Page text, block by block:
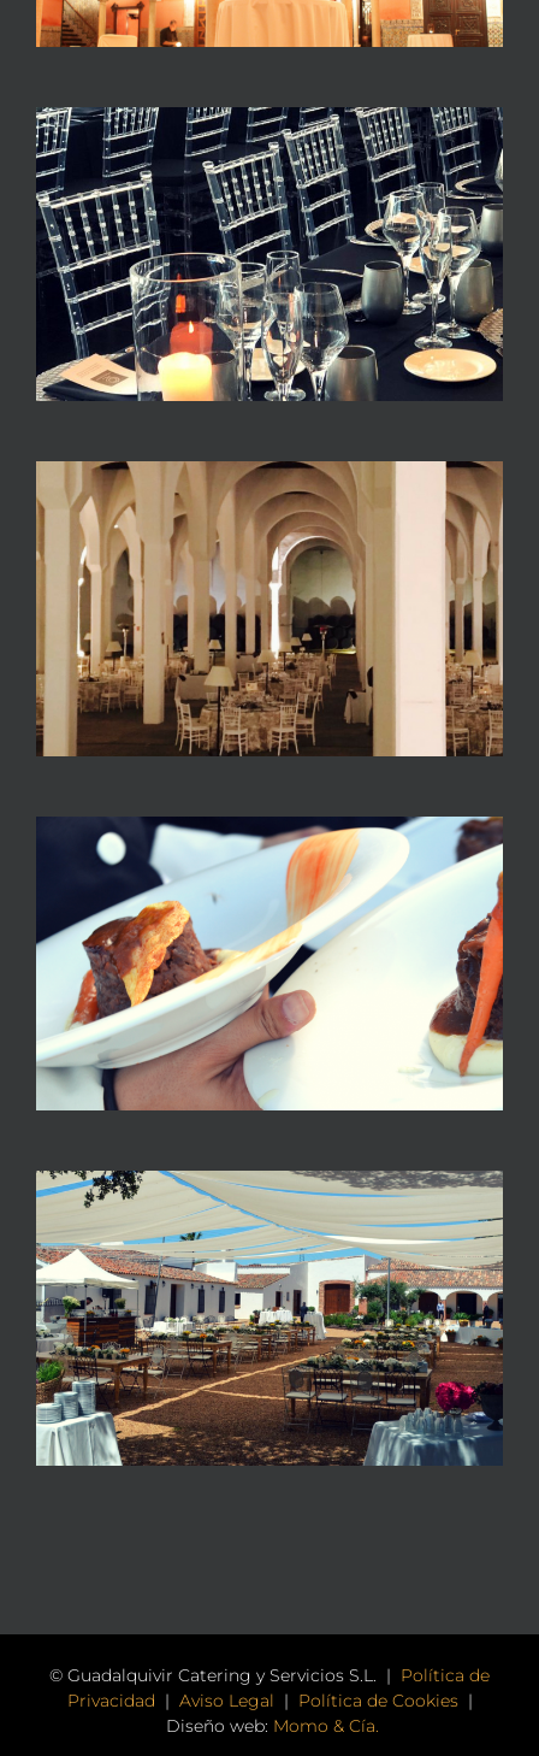
© Guadalquivir Catering y Servicios S.L. | Política de
Privacidad | Aviso Legal | Política de Cookies|
Diseño web: Momo & Cía.